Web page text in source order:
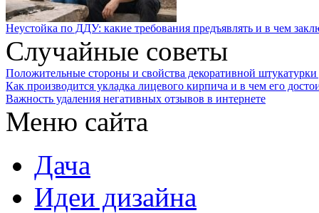
Неустойка по ДДУ: какие требования предъявлять и в чем
Случайные советы
Положительные стороны и свойства декоративной штукатурки
Как производится укладка лицевого кирпича и в чем его
Важность удаления негативных отзывов в интернете
Меню сайта
Дача
Идеи дизайна